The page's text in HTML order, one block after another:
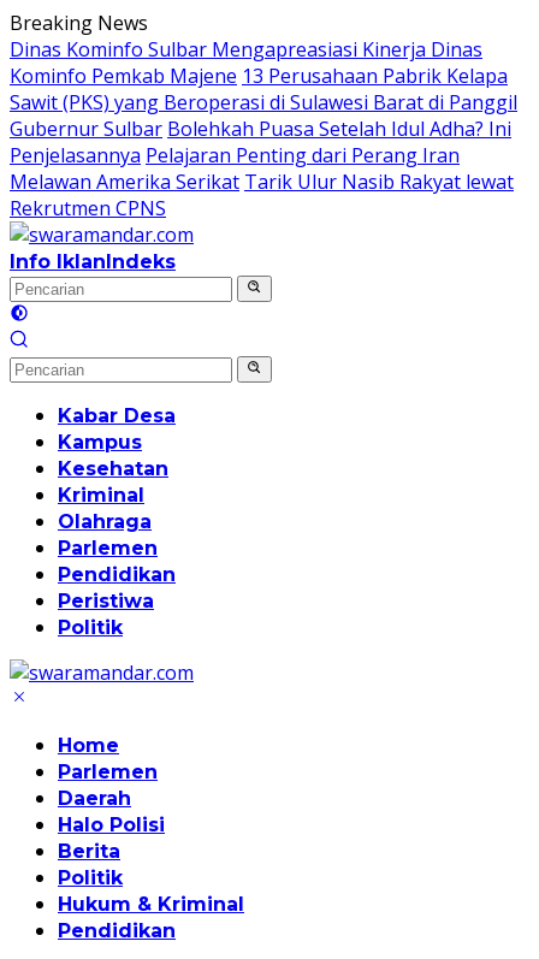
Langsung
ke
konten
Breaking News
Dinas Kominfo Sulbar Mengapreasiasi Kinerja Dinas
Kominfo Pemkab Majene 13 Perusahaan Pabrik Kelapa
Sawit (PKS) yang Beroperasi di Sulawesi Barat di Panggil
Gubernur Sulbar Bolehkah Puasa Setelah Idul Adha? Ini
Penjelasannya Pelajaran Penting dari Perang Iran
Melawan Amerika Serikat Tarik Ulur Nasib Rakyat lewat
Rekrutmen CPNS
Info IklanIndeks
Kabar Desa
Kampus
Kesehatan
Kriminal
Olahraga
Parlemen
Pendidikan
Peristiwa
Politik
Home
Parlemen
Daerah
Halo Polisi
Berita
Politik
Hukum & Kriminal
Pendidikan